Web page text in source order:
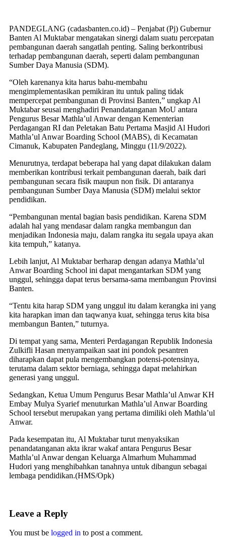
PANDEGLANG (cadasbanten.co.id) – Penjabat (Pj) Gubernur
Banten Al Muktabar mengatakan sinergi dalam suatu percepatan
pembangunan daerah sangatlah penting. Saling berkontribusi
terhadap pembangunan daerah, seperti dalam pembangunan
Sumber Daya Manusia (SDM).
“Oleh karenanya kita harus bahu-membahu
mengimplementasikan pemikiran itu untuk paling tidak
mempercepat pembangunan di Provinsi Banten,” ungkap Al
Muktabar seusai menghadiri Penandatanganan MoU antara
Pengurus Besar Mathla’ul Anwar dengan Kementerian
Perdagangan RI dan Peletakan Batu Pertama Masjid Al Hudori
Mathla’ul Anwar Boarding School (MABS), di Kecamatan
Cimanuk, Kabupaten Pandeglang, Minggu (11/9/2022).
Menurutnya, terdapat beberapa hal yang dapat dilakukan dalam
memberikan kontribusi terkait pembangunan daerah, baik dari
pembangunan secara fisik maupun non fisik. Di antaranya
pembangunan Sumber Daya Manusia (SDM) melalui sektor
pendidikan.
“Pembangunan mental bagian basis pendidikan. Karena SDM
adalah hal yang mendasar dalam rangka membangun dan
menjadikan Indonesia maju, dalam rangka itu segala upaya akan
kita tempuh,” katanya.
Lebih lanjut, Al Muktabar berharap dengan adanya Mathla’ul
Anwar Boarding School ini dapat mengantarkan SDM yang
unggul, sehingga dapat terus bersama-sama membangun Provinsi
Banten.
“Tentu kita harap SDM yang unggul itu dalam kerangka ini yang
kita harapkan iman dan taqwanya kuat, sehingga terus kita bisa
membangun Banten,” tuturnya.
Di tempat yang sama, Menteri Perdagangan Republik Indonesia
Zulkifli Hasan menyampaikan saat ini pondok pesantren
diharapkan dapat pula mengembangkan potensi-potensinya,
terutama dalam sektor berniaga, sehingga dapat melahirkan
generasi yang unggul.
Sedangkan, Ketua Umum Pengurus Besar Mathla’ul Anwar KH
Embay Mulya Syarief menuturkan Mathla’ul Anwar Boarding
School tersebut merupakan yang pertama dimiliki oleh Mathla’ul
Anwar.
Pada kesempatan itu, Al Muktabar turut menyaksikan
penandatanganan akta ikrar wakaf antara Pengurus Besar
Mathla’ul Anwar dengan Keluarga Almarhum Muhammad
Hudori yang menghibahkan tanahnya untuk dibangun sebagai
lembaga pendidikan.(HMS/Opk)
Leave a Reply
You must be logged in to post a comment.